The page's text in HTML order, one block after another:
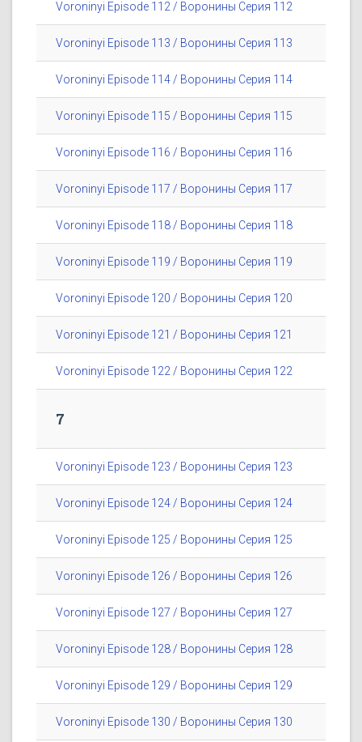
Voroninyi Episode 112 / Воронины Серия 112
Voroninyi Episode 113 / Воронины Серия 113
Voroninyi Episode 114 / Воронины Серия 114
Voroninyi Episode 115 / Воронины Серия 115
Voroninyi Episode 116 / Воронины Серия 116
Voroninyi Episode 117 / Воронины Серия 117
Voroninyi Episode 118 / Воронины Серия 118
Voroninyi Episode 119 / Воронины Серия 119
Voroninyi Episode 120 / Воронины Серия 120
Voroninyi Episode 121 / Воронины Серия 121
Voroninyi Episode 122 / Воронины Серия 122
7
Voroninyi Episode 123 / Воронины Серия 123
Voroninyi Episode 124 / Воронины Серия 124
Voroninyi Episode 125 / Воронины Серия 125
Voroninyi Episode 126 / Воронины Серия 126
Voroninyi Episode 127 / Воронины Серия 127
Voroninyi Episode 128 / Воронины Серия 128
Voroninyi Episode 129 / Воронины Серия 129
Voroninyi Episode 130 / Воронины Серия 130